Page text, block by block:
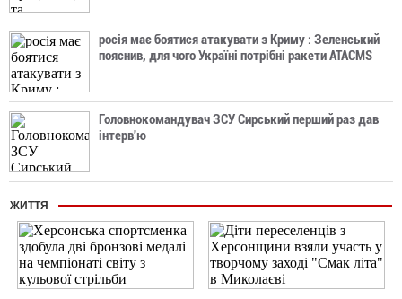
росія має боятися атакувати з Криму : Зеленський
пояснив, для чого Україні потрібні ракети ATACMS
Головнокомандувач ЗСУ Сирський перший раз дав
інтерв'ю
ЖИТТЯ